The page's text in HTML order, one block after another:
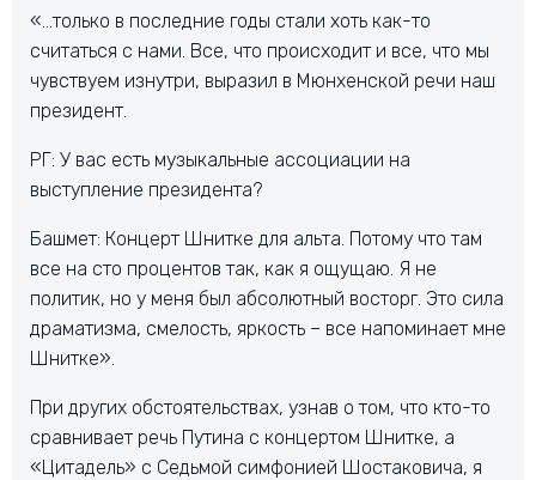
«…только в последние годы стали хоть как-то
считаться с нами. Все, что происходит и все, что мы
чувствуем изнутри, выразил в Мюнхенской речи наш
президент.
РГ: У вас есть музыкальные ассоциации на
выступление президента?
Башмет: Концерт Шнитке для альта. Потому что там
все на сто процентов так, как я ощущаю. Я не
политик, но у меня был абсолютный восторг. Это сила
драматизма, смелость, яркость – все напоминает мне
Шнитке».
При других обстоятельствах, узнав о том, что кто-то
сравнивает речь Путина с концертом Шнитке, а
«Цитадель» с Седьмой симфонией Шостаковича, я